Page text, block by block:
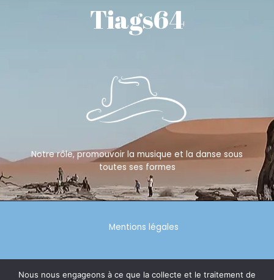
Tiags64
Notre rôle, promouvoir la musique et la danse sous
toutes ses formes
Mentions légales
Politique de confidentialité
Nous nous engageons à ce que la collecte et le traitement de